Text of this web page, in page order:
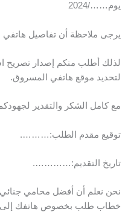
يوم……/2024
يرجى ملاحظة أن تفاصيل
لذلك أطلب منكم إصدار تصريح
لتحديد موقع هاتفي المسروق.
مع كامل الشكر والتقدير
توقيع مقدم الطلب:……….
تاريخ التقديم:………….
نحن نعلم أن أفضل محامي
خطاب طلب بخصوص هاتفك إلى